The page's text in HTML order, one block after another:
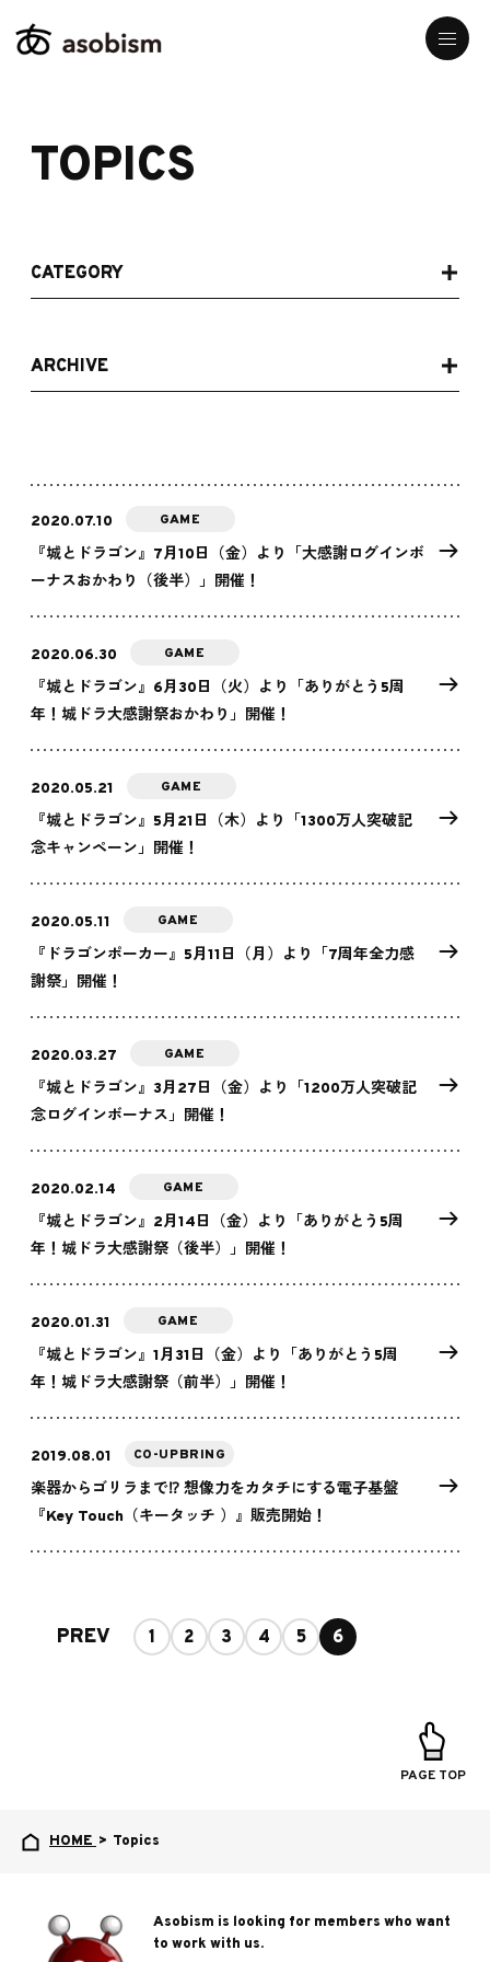
TOPICS
2020.07.10 GAME
『城とドラゴン』7月10日（金）より「大感謝ログインボ
ーナスおかわり（後半）」開催！
2020.06.30 GAME
『城とドラゴン』6月30日（火）より「ありがとう5周
年！城ドラ大感謝祭おかわり」開催！
2020.05.21 GAME
『城とドラゴン』5月21日（木）より「1300万人突破記
念キャンペーン」開催！
2020.05.11 GAME
『ドラゴンポーカー』5月11日（月）より「7周年全力感
謝祭」開催！
2020.03.27 GAME
『城とドラゴン』3月27日（金）より「1200万人突破記
念ログインボーナス」開催！
2020.02.14 GAME
『城とドラゴン』2月14日（金）より「ありがとう5周
年！城ドラ大感謝祭（後半）」開催！
2020.01.31 GAME
『城とドラゴン』1月31日（金）より「ありがとう5周
年！城ドラ大感謝祭（前半）」開催！
2019.08.01 CO-UPBRING
楽器からゴリラまで⁉ 想像力をカタチにする電子基盤
『Key Touch（キータッチ ）』販売開始！
CATEGORY
ARCHIVE
PREV 1 2 3 4 5 6
PAGE TOP
HOME > Topics
Asobism is looking for members who want
to work with us.